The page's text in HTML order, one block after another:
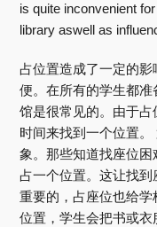
is quite inconvenient
library aswell as
占位置造成了一定的
便。在所有的学生都
馆是很常见的。由于
时间来找到一个位置
象。那些知道找座位
占一个位置。这让找
重要的，占座位也给
位置，学生会把书或